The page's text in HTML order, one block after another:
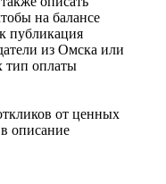
на балансе
публикация
из Омска или
тип оплаты
от ценных
описание